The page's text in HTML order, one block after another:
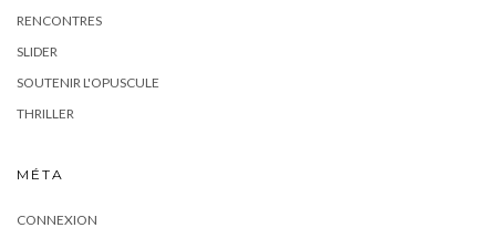
RENCONTRES
SLIDER
SOUTENIR L'OPUSCULE
THRILLER
MÉTA
CONNEXION